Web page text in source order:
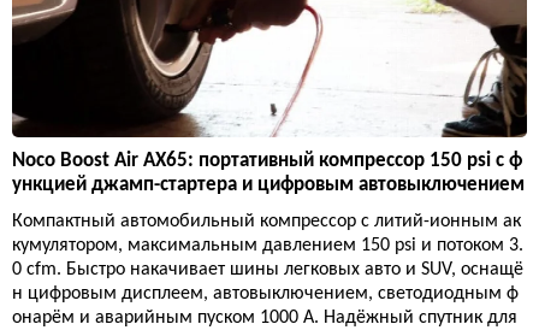
Noco Boost Air AX65: портативный компрессор 150 psi с ф
ункцией джамп-стартера и цифровым автовыключением
Компактный автомобильный компрессор с литий-ионным ак
кумулятором, максимальным давлением 150 psi и потоком 3.
0 cfm. Быстро накачивает шины легковых авто и SUV, оснащё
н цифровым дисплеем, автовыключением, светодиодным ф
онарём и аварийным пуском 1000 А. Надёжный спутник для